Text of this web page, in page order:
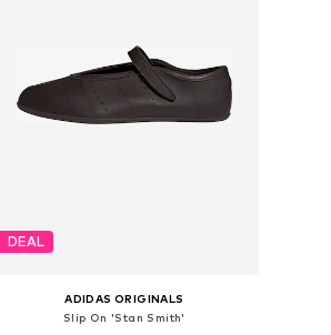
DEAL
ADIDAS ORIGINALS
Slip On 'Stan Smith'